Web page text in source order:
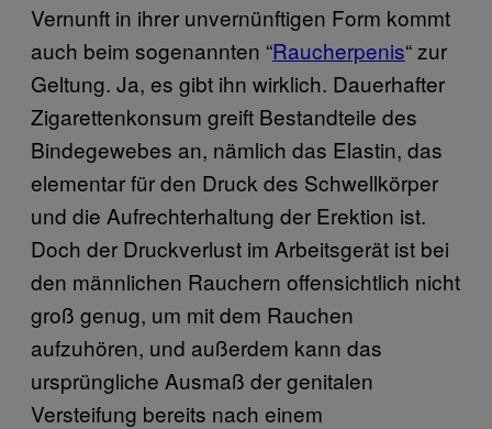
Vernunft in ihrer unvernünftigen Form kommt
auch beim sogenannten “Raucherpenis“zur
Geltung. Ja, es gibt ihn wirklich. Dauerhafter
Zigarettenkonsum greift Bestandteile des
Bindegewebes an, nämlich das Elastin, das
elementar für den Druck des Schwellkörper
und die Aufrechterhaltung der Erektion ist.
Doch der Druckverlust im Arbeitsgerät ist bei
den männlichen Rauchern offensichtlich nicht
groß genug, um mit dem Rauchen
aufzuhören, und außerdem kann das
ursprüngliche Ausmaß der genitalen
Versteifung bereits nach einem